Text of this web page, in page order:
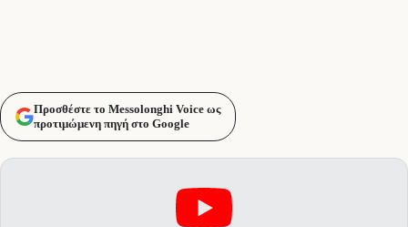
Προσθέστε το Messolonghi Voice ως
προτιμώμενη πηγή στο Google